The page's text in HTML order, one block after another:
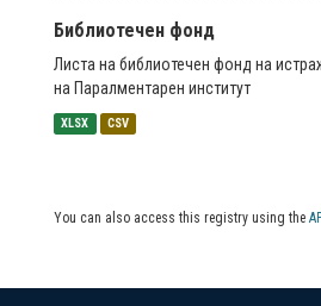
Библиотечен фонд
Листа на библиотечен фонд на
на Паралментарен институт
XLSX CSV
You can also access this registry using the